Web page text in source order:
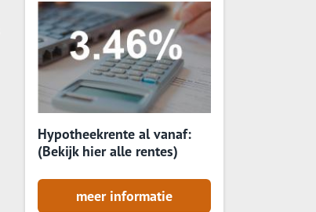
Hypotheekrente al vanaf:
(Bekijk hier alle rentes)
meer informatie